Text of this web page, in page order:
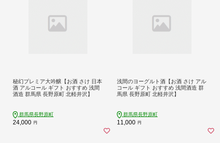
秘幻プレミア大吟醸【お酒 さけ 日本
酒 アルコール ギフト おすすめ 浅間
酒造 群馬県 長野原町 北軽井沢】
群馬県長野原町
24,000 円
浅間のヨーグルト酒【お酒 さけ アル
コール ギフト おすすめ 浅間酒造 群
馬県 長野原町 北軽井沢】
群馬県長野原町
11,000 円